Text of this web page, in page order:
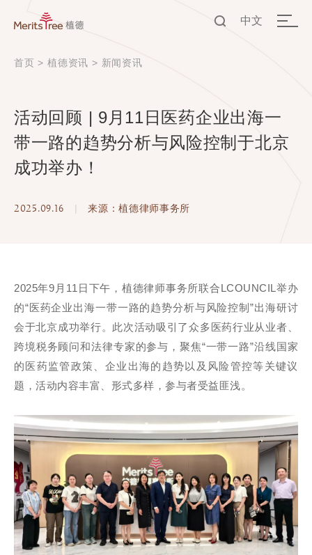
中文
首页 > 植德资讯 > 新闻资讯
活动回顾 | 9月11日医药企业出海一
带一路的趋势分析与风险控制于北京
成功举办！
2025.09.16 | 来源：植德律师事务所
2025年9月11日下午，植德律师事务所联合LCOUNCIL举办
的“医药企业出海一带一路的趋势分析与风险控制”出海研讨
会于北京成功举行。此次活动吸引了众多医药行业从业者、
跨境税务顾问和法律专家的参与，聚焦“一带一路”沿线国家
的医药监管政策、企业出海的趋势以及风险管控等关键议
题，活动内容丰富、形式多样，参与者受益匪浅。